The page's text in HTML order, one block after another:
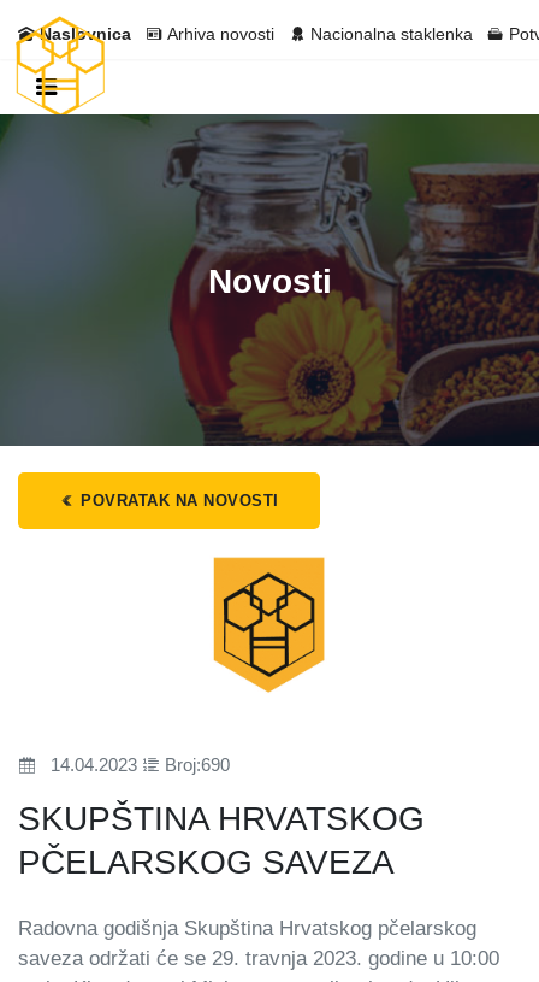
Naslovnica Arhiva novosti Nacionalna staklenka
Novosti
POVRATAK NA NOVOSTI
14.04.2023 Broj:690
SKUPŠTINA HRVATSKOG
PČELARSKOG SAVEZA
Radovna godišnja Skupština Hrvatskog pčelarskog
saveza održati će se 29. travnja 2023. godine u 10:00